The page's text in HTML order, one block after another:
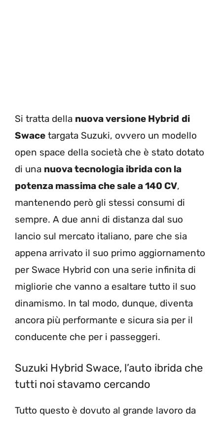
Si tratta della nuova versione Hybrid di
Swace targata Suzuki, ovvero un modello
open space della società che è stato dotato
di una nuova tecnologia ibrida con la
potenza massima che sale a 140 CV,
mantenendo però gli stessi consumi di
sempre. A due anni di distanza dal suo
lancio sul mercato italiano, pare che sia
appena arrivato il suo primo aggiornamento
per Swace Hybrid con una serie infinita di
migliorie che vanno a esaltare tutto il suo
dinamismo. In tal modo, dunque, diventa
ancora più performante e sicura sia per il
conducente che per i passeggeri.
Suzuki Hybrid Swace, l’auto ibrida che
tutti noi stavamo cercando
Tutto questo è dovuto al grande lavoro da